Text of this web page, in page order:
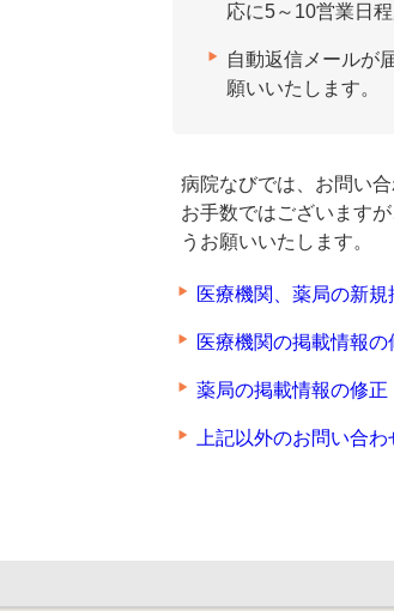
応に5～10営業日
自動返信メールが
願いいたします。
病院なびでは、お問い
お手数ではございます
うお願いいたします。
医療機関、薬局の新
医療機関の掲載情報
薬局の掲載情報の修
上記以外のお問い合わ